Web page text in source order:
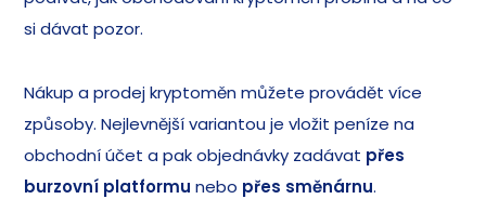
si dávat pozor.
Nákup a prodej kryptoměn můžete provádět více
způsoby. Nejlevnější variantou je vložit peníze na
obchodní účet a pak objednávky zadávat přes
burzovní platformu nebo přes směnárnu.